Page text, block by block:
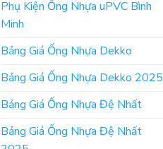
Phụ Kiện Ống Nhựa uPVC Bình
Minh
Bảng Giá Ống Nhựa Dekko
Bảng Giá Ống Nhựa Dekko 2025
Bảng Giá Ống Nhựa Đệ Nhất
Bảng Giá Ống Nhựa Đệ Nhất